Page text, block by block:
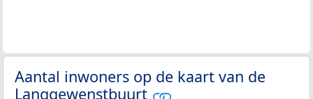
Aantal inwoners op de kaart van de
Langgewenstbuurt